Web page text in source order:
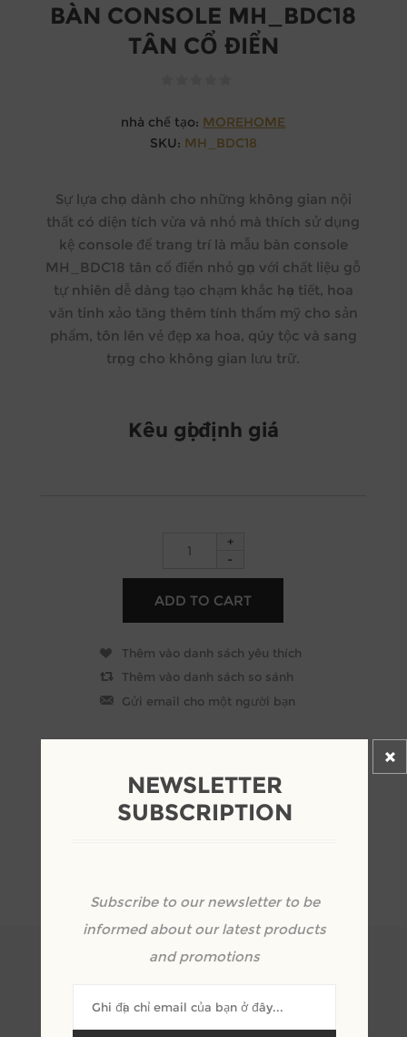
BÀN CONSOLE MH_BDC18
TÂN CỔ ĐIỂN
nhà chế tạo: MOREHOME
SKU: MH_BDC18
Sự lựa chọn dành cho những không gian nội
thất có diện tích vừa và nhỏ mà thích sử dụng
kệ console để trang trí là mẫu bàn console
MH_BDC18 tân cổ điển nhỏ gọn với chất liệu gỗ
tự nhiên dễ dàng tạo chạm khắc họa tiết, hoa
văn tinh xảo tăng thêm tính thẩm mỹ cho sản
phẩm, tôn lên vẻ đẹp xa hoa, qúy tộc và sang
trọng cho không gian lưu trữ.
Kêu gọi định giá
+
-
REVIEWS
Mã SP: MH_BDC18
NEWSLETTER
SUBSCRIPTION
Subscribe to our newsletter to be
informed about our latest products
and promotions